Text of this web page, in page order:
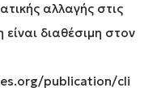
αλλαγής στις
είναι διαθέσιμη στον
publication/cli